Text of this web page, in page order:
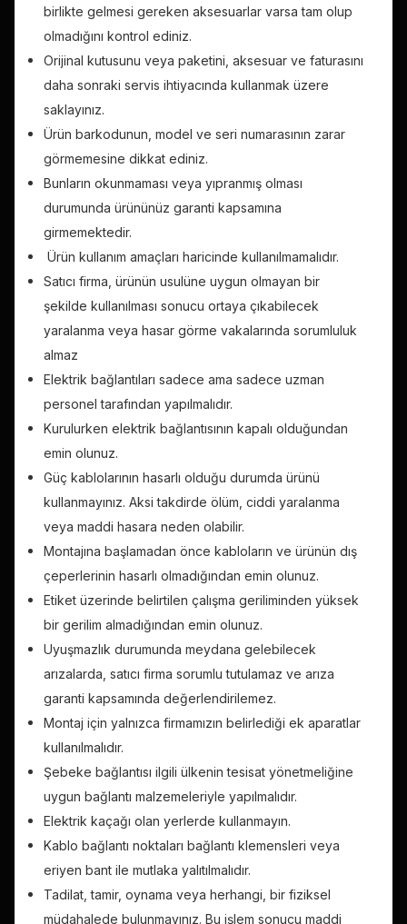
birlikte gelmesi gereken aksesuarlar varsa tam olup
olmadığını kontrol ediniz.
Orijinal kutusunu veya paketini, aksesuar ve faturasını
daha sonraki servis ihtiyacında kullanmak üzere
saklayınız.
Ürün barkodunun, model ve seri numarasının zarar
görmemesine dikkat ediniz.
Bunların okunmaması veya yıpranmış olması
durumunda ürününüz garanti kapsamına
girmemektedir.
Ürün kullanım amaçları haricinde kullanılmamalıdır.
Satıcı firma, ürünün usulüne uygun olmayan bir
şekilde kullanılması sonucu ortaya çıkabilecek
yaralanma veya hasar görme vakalarında sorumluluk
almaz
Elektrik bağlantıları sadece ama sadece uzman
personel tarafından yapılmalıdır.
Kurulurken elektrik bağlantısının kapalı olduğundan
emin olunuz.
Güç kablolarının hasarlı olduğu durumda ürünü
kullanmayınız. Aksi takdirde ölüm, ciddi yaralanma
veya maddi hasara neden olabilir.
Montajına başlamadan önce kabloların ve ürünün dış
çeperlerinin hasarlı olmadığından emin olunuz.
Etiket üzerinde belirtilen çalışma geriliminden yüksek
bir gerilim almadığından emin olunuz.
Uyuşmazlık durumunda meydana gelebilecek
arızalarda, satıcı firma sorumlu tutulamaz ve arıza
garanti kapsamında değerlendirilemez.
Montaj için yalnızca firmamızın belirlediği ek aparatlar
kullanılmalıdır.
Şebeke bağlantısı ilgili ülkenin tesisat yönetmeliğine
uygun bağlantı malzemeleriyle yapılmalıdır.
Elektrik kaçağı olan yerlerde kullanmayın.
Kablo bağlantı noktaları bağlantı klemensleri veya
eriyen bant ile mutlaka yalıtılmalıdır.
Tadilat, tamir, oynama veya herhangi, bir fiziksel
müdahalede bulunmayınız. Bu işlem sonucu maddi